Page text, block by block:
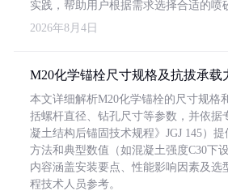
实践，帮助用户根据需求选择合适的喷
2026年8月4日
M20化学锚栓尺寸规格及抗拔承载
本文详细解析M20化学锚栓的尺寸规格
括螺杆直径、钻孔尺寸等参数，并依据
凝土结构后锚固技术规程》JGJ 145）
方法和典型数值（如混凝土强度C30下
内容涵盖安装要点、性能影响因素及选
程技术人员参考。